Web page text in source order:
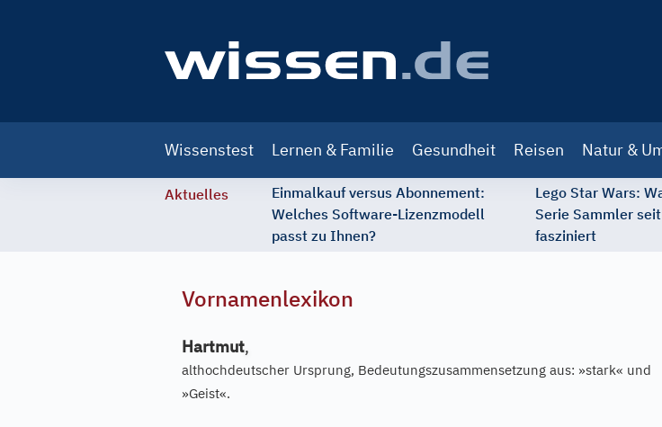
navigation
Wissenstest Lernen & Familie Gesundheit Reisen Natur &
Aktuelles
Einmalkauf versus Abonnement:
Welches Software-Lizenzmodell
passt zu Ihnen?
Lego Star Wars:
Serie Sammler
fasziniert
Vornamenlexikon
Hartmut,
althochdeutscher Ursprung, Bedeutungszusammensetzung aus: »stark« und
»Geist«.